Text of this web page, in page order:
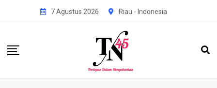
7 Agustus 2026 Riau - Indonesia